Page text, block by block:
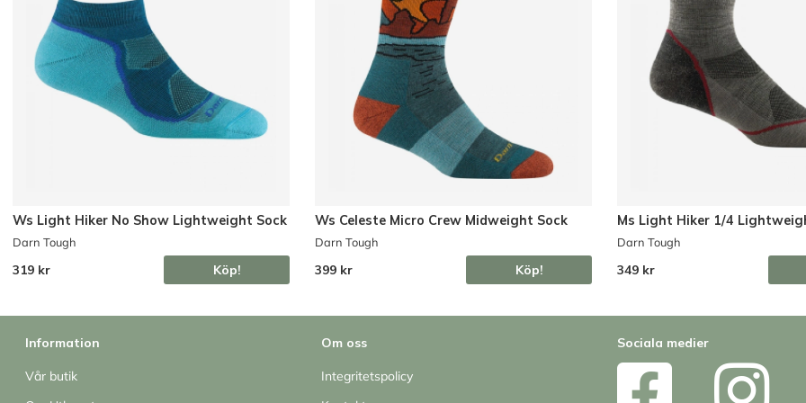
Ws Light Hiker No Show Lightweight Sock
Darn Tough
319 kr Köp!
Ws Celeste Micro Crew Midweight Sock
Darn Tough
399 kr Köp!
Ms Light Hiker 1/4
Darn Tough
349 kr
Information
Vår butik
Om oss
Integritetspolicy
Sociala medier